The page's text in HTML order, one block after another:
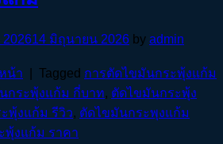
14 มิถุนายน 2026 by admin
น้า Tagged การตัดไขมันกระพุ้งแก้ม
กระพุ้งแก้ม กี่บาท, ตัดไขมันกระพุ้ง
พุ้งแก้ม รีวิว, ตัดไขมันกระพุงแก้ม
พุ้งแก้ม ราคา